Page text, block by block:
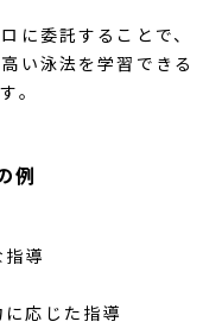
に委託することで、
い泳法を学習できる
。
例
導
応じた指導